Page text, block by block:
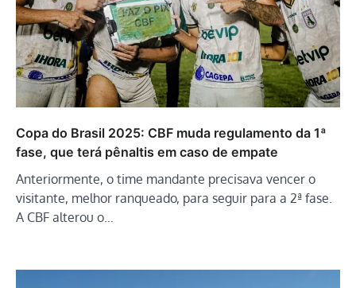
Copa do Brasil 2025: CBF muda regulamento da 1ª
fase, que terá pênaltis em caso de empate
Anteriormente, o time mandante precisava vencer o
visitante, melhor ranqueado, para seguir para a 2ª fase.
A CBF alterou o…